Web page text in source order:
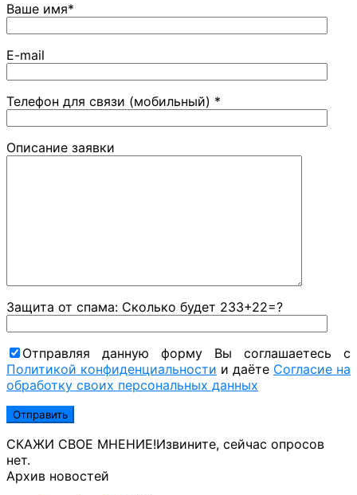
Ваше имя*
E-mail
Телефон для связи (мобильный) *
Описание заявки
Защита от спама: Сколько будет 233+22=?
Отправляя данную форму Вы соглашаетесь с
Политикой конфиденциальности и даёте Согласие на
обработку своих персональных данных
СКАЖИ СВОЕ МНЕНИЕ!Извините, сейчас опросов
нет.
Архив новостей